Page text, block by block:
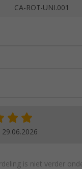
CA-ROT-UNI.001
29.06.2026
is niet verder